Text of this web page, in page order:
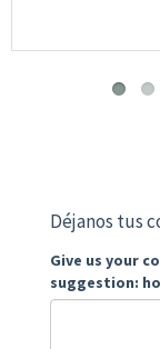
Déjanos tus
Give us your
suggestion: